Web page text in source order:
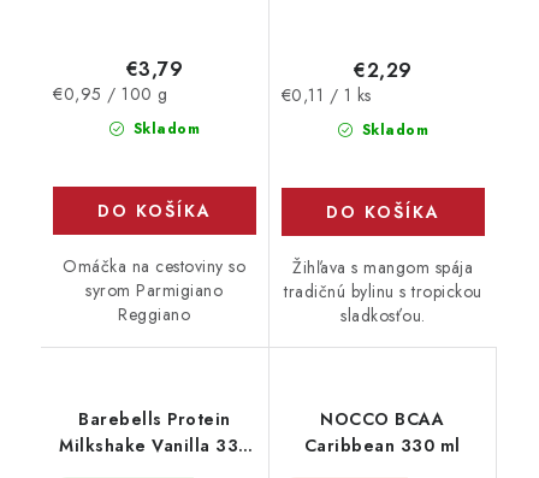
Skladom
€3,79
Jednotková
€0,95 / 100 g
DO KOŠÍKA
Omáčka na cestoviny so
syrom Parmigiano
Reggiano
Skladom
€2,29
Jednotková
€0,11 / 1 ks
DO KOŠÍKA
Žihľava s mangom spája
tradičnú bylinu s tropickou
sladkosťou.
Barebells Protein
Milkshake Vanilla 330
NOCCO BCAA
Caribbean 330 ml